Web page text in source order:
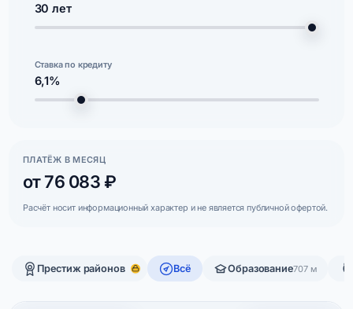
30 лет
Ставка по кредиту
6,1%
ПЛАТЁЖ В МЕСЯЦ
от 76 083 ₽
Расчёт носит информационный характер и не является публичной офертой.
Престиж районов Всё Образование707 м